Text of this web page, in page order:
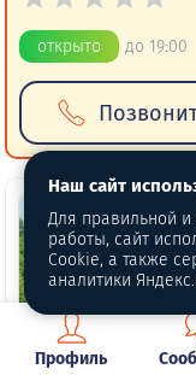
открыто до 19:00
Профиль
Наш сайт
Для правильной и
работы, сайт
Cookie, а также
аналитики